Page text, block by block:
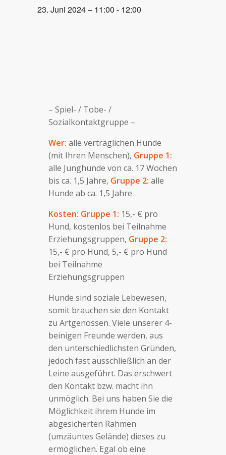
23. Juni 2024 – 11:00 - 12:00
– Spiel- / Tobe- /
Sozialkontaktgruppe –
Wer: alle verträglichen Hunde
(mit Ihren Menschen), Gruppe 1:
alle Junghunde von ca. 17 Wochen
bis ca. 1,5 Jahre, Gruppe 2: alle
Hunde ab ca. 1,5 Jahre
Kosten: Gruppe 1: 15,- € pro
Hund, kostenlos bei Teilnahme
Erziehungsgruppen, Gruppe 2:
15,- € pro Hund, 5,- € pro Hund
bei Teilnahme
Erziehungsgruppen
Hunde sind soziale Lebewesen,
somit brauchen sie den Kontakt
zu Artgenossen. Viele unserer 4-
beinigen Freunde werden, aus
den unterschiedlichsten Gründen,
jedoch fast ausschließlich an der
Leine ausgeführt. Das erschwert
den Kontakt bzw. macht ihn
unmöglich. Bei uns haben Sie die
Möglichkeit ihrem Hunde im
abgesicherten Rahmen
(umzäuntes Gelände) dieses zu
ermöglichen. Egal ob eine